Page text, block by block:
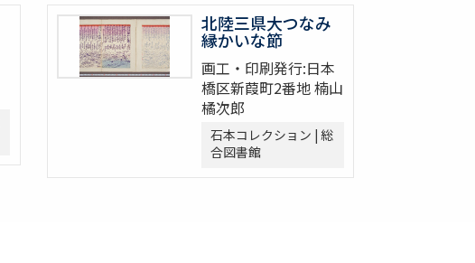
北陸三県大つなみ
縁かいな節
画工・印刷発行:日本
橋区新葭町2番地 楠山
橘次郎
石本コレクション | 総
合図書館